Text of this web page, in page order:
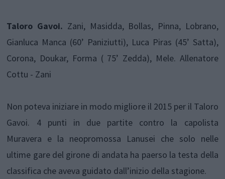
Taloro Gavoi. Zani, Masidda, Bollas, Pinna, Lobrano,
Gianluca Manca (60’ Paniziutti), Luca Piras (45’ Satta),
Corona, Doukar, Forma ( 75’ Zedda), Mele. Allenatore
Cottu - Zani
Non poteva iniziare in modo migliore il 2015 per il Taloro
Gavoi. 4 punti in due partite contro la capolista
Muravera e la neopromossa Lanusei che solo nelle
ultime gare del girone di andata ha paerso la testa della
classifica che aveva guidato dall’inizio della stagione.